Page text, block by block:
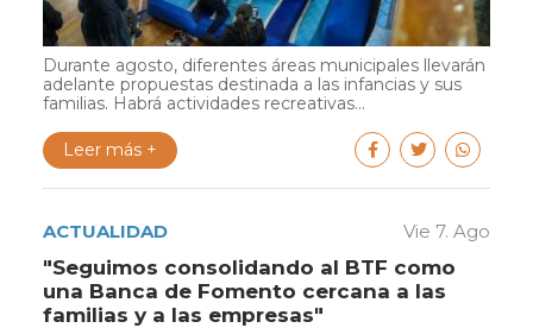
Durante agosto, diferentes áreas municipales llevarán
adelante propuestas destinada a las infancias y sus
familias. Habrá actividades recreativas...
Leer más +
ACTUALIDAD Vie 7. Ago
"Seguimos consolidando al BTF como
una Banca de Fomento cercana a las
familias y a las empresas"